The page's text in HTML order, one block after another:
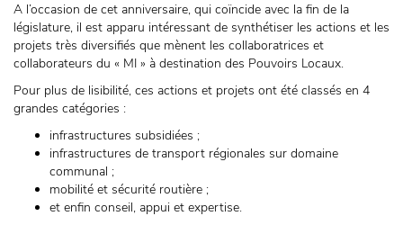
A l’occasion de cet anniversaire, qui coïncide avec la fin de la
législature, il est apparu intéressant de synthétiser les actions et les
projets très diversifiés que mènent les collaboratrices et
collaborateurs du « MI » à destination des Pouvoirs Locaux.
Pour plus de lisibilité, ces actions et projets ont été classés en 4
grandes catégories :
infrastructures subsidiées ;
infrastructures de transport régionales sur domaine
communal ;
mobilité et sécurité routière ;
et enfin conseil, appui et expertise.